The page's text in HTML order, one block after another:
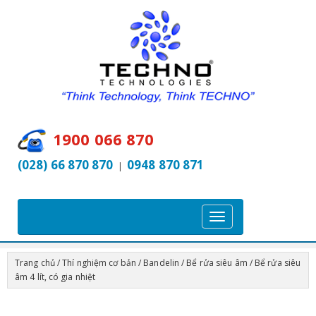
1900 066 870
(028) 66 870 870 | 0948 870 871
T
o
g
l
Trang chủ/Thí nghiệm cơ bản / Bandelin / Bể rửa siêu âm / Bể rửa siêu
âm 4 lít, có gia nhiệt